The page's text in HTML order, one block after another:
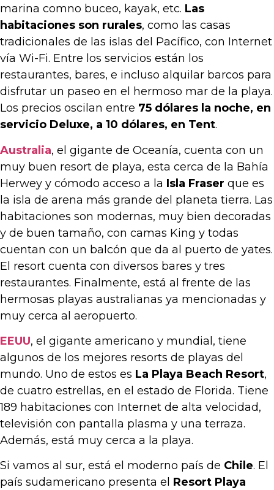
marina comno buceo, kayak, etc. Las
habitaciones son rurales, como las casas
tradicionales de las islas del Pacífico, con Internet
vía Wi-Fi. Entre los servicios están los
restaurantes, bares, e incluso alquilar barcos para
disfrutar un paseo en el hermoso mar de la playa.
Los precios oscilan entre 75 dólares la noche, en
servicio Deluxe, a 10 dólares, en Tent.
Australia, el gigante de Oceanía, cuenta con un
muy buen resort de playa, esta cerca de la Bahía
Herwey y cómodo acceso a la Isla Fraser que es
la isla de arena más grande del planeta tierra. Las
habitaciones son modernas, muy bien decoradas
y de buen tamaño, con camas King y todas
cuentan con un balcón que da al puerto de yates.
El resort cuenta con diversos bares y tres
restaurantes. Finalmente, está al frente de las
hermosas playas australianas ya mencionadas y
muy cerca al aeropuerto.
EEUU, el gigante americano y mundial, tiene
algunos de los mejores resorts de playas del
mundo. Uno de estos es La Playa Beach Resort,
de cuatro estrellas, en el estado de Florida. Tiene
189 habitaciones con Internet de alta velocidad,
televisión con pantalla plasma y una terraza.
Además, está muy cerca a la playa.
Si vamos al sur, está el moderno país de Chile. El
país sudamericano presenta el Resort Playa